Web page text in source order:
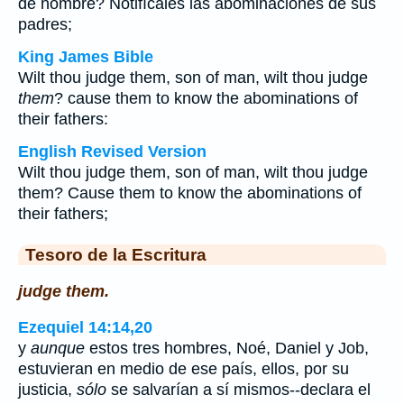
de hombre? Notifícales las abominaciones de sus
padres;
King James Bible
Wilt thou judge them, son of man, wilt thou judge
them? cause them to know the abominations of
their fathers:
English Revised Version
Wilt thou judge them, son of man, wilt thou judge
them? Cause them to know the abominations of
their fathers;
Tesoro de la Escritura
judge them.
Ezequiel 14:14,20
y aunque estos tres hombres, Noé, Daniel y Job,
estuvieran en medio de ese país, ellos, por su
justicia, sólo se salvarían a sí mismos--declara el